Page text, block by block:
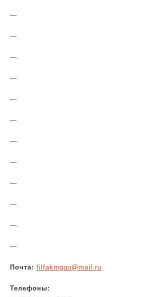
—
—
—
—
—
—
—
—
—
—
—
—
Почта: filfakmggu@mail.ru
Телефоны: